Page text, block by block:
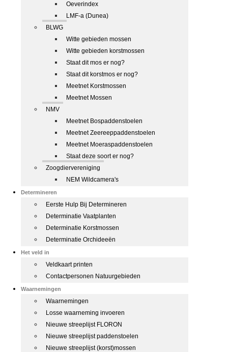
Oeverindex
LMF-a (Dunea)
BLWG
Witte gebieden mossen
Witte gebieden korstmossen
Staat dit mos er nog?
Staat dit korstmos er nog?
Meetnet Korstmossen
Meetnet Mossen
NMV
Meetnet Bospaddenstoelen
Meetnet Zeereeppaddenstoelen
Meetnet Moeraspaddenstoelen
Staat deze soort er nog?
Zoogdiervereniging
NEM Wildcamera's
Determineren
Eerste Hulp Bij Determineren
Determinatie Vaatplanten
Determinatie Korstmossen
Determinatie Orchideeën
Het veld in
Veldkaart printen
Contactpersonen Natuurgebieden
Waarnemingen
Waarnemingen
Losse waarneming invoeren
Nieuwe streeplijst FLORON
Nieuwe streeplijst paddenstoelen
Nieuwe streeplijst (korst)mossen